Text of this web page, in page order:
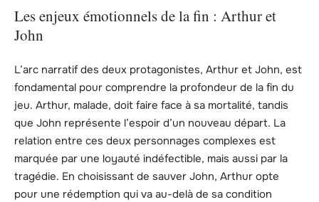
Les enjeux émotionnels de la fin : Arthur et
John
L’arc narratif des deux protagonistes, Arthur et John, est
fondamental pour comprendre la profondeur de la fin du
jeu. Arthur, malade, doit faire face à sa mortalité, tandis
que John représente l’espoir d’un nouveau départ. La
relation entre ces deux personnages complexes est
marquée par une loyauté indéfectible, mais aussi par la
tragédie. En choisissant de sauver John, Arthur opte
pour une rédemption qui va au-delà de sa condition